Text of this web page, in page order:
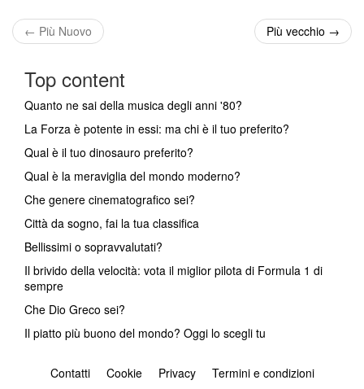
← Più Nuovo Più vecchio →
Top content
Quanto ne sai della musica degli anni '80?
La Forza è potente in essi: ma chi è il tuo preferito?
Qual è il tuo dinosauro preferito?
Qual è la meraviglia del mondo moderno?
Che genere cinematografico sei?
Città da sogno, fai la tua classifica
Bellissimi o sopravvalutati?
Il brivido della velocità: vota il miglior pilota di Formula 1 di
sempre
Che Dio Greco sei?
Il piatto più buono del mondo? Oggi lo scegli tu
Contatti Cookie Privacy Termini e condizioni